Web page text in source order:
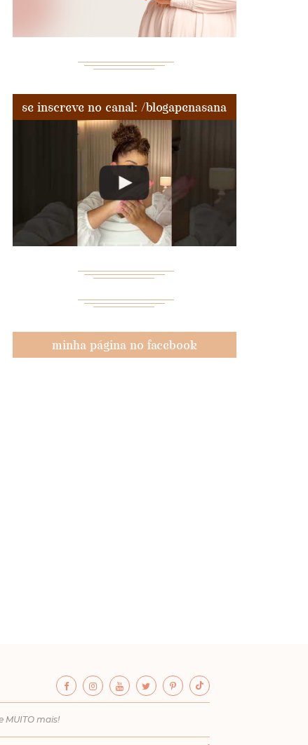
se inscreve no canal: /blogapenasana
minha página no facebook
MUITO mais!